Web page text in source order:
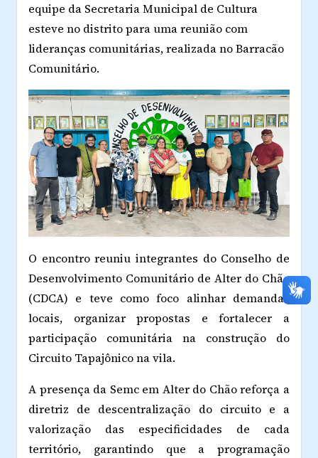
equipe da Secretaria Municipal de Cultura
esteve no distrito para uma reunião com
lideranças comunitárias, realizada no Barracão
Comunitário.
O encontro reuniu integrantes do Conselho de
Desenvolvimento Comunitário de Alter do Chão
(CDCA) e teve como foco alinhar demandas
locais, organizar propostas e fortalecer a
participação comunitária na construção do
Circuito Tapajônico na vila.
A presença da Semc em Alter do Chão reforça a
diretriz de descentralização do circuito e a
valorização das especificidades de cada
território, garantindo que a programação